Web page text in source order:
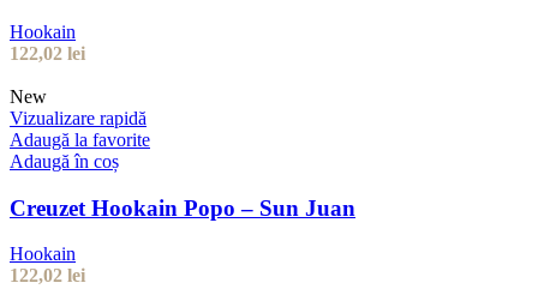
Hookain
122,02 lei
New
Vizualizare rapidă
Adaugă la favorite
Adaugă în coș
Creuzet Hookain Popo – Sun Juan
Hookain
122,02 lei